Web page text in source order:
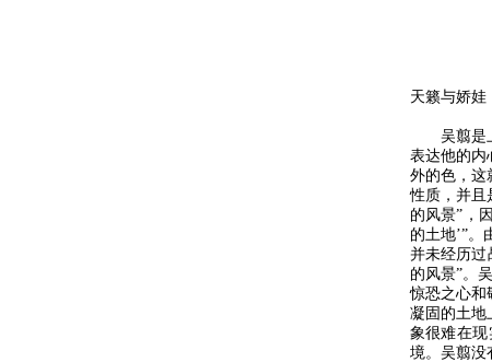
天籁与娇娃
吴翦是上
表达他的内
外的色，这
性质，并且
的风景”，
的土地’”
并未经历过
的风景”。
惊恐之心和
凝固的土地
象很难在
境。吴翦没